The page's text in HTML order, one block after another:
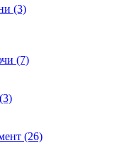
(3)
(7)
(26)